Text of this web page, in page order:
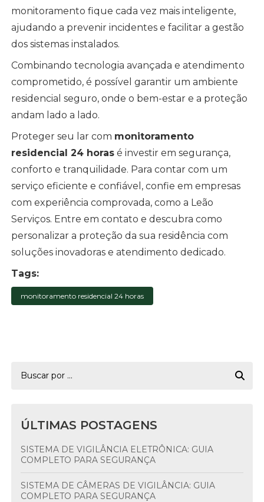
monitoramento fique cada vez mais inteligente,
ajudando a prevenir incidentes e facilitar a gestão
dos sistemas instalados.
Combinando tecnologia avançada e atendimento
comprometido, é possível garantir um ambiente
residencial seguro, onde o bem-estar e a proteção
andam lado a lado.
Proteger seu lar com monitoramento
residencial 24 horas é investir em segurança,
conforto e tranquilidade. Para contar com um
serviço eficiente e confiável, confie em empresas
com experiência comprovada, como a Leão
Serviços. Entre em contato e descubra como
personalizar a proteção da sua residência com
soluções inovadoras e atendimento dedicado.
Tags:
monitoramento residencial 24 horas
ÚLTIMAS POSTAGENS
SISTEMA DE VIGILÂNCIA ELETRÔNICA: GUIA
COMPLETO PARA SEGURANÇA
SISTEMA DE CÂMERAS DE VIGILÂNCIA: GUIA
COMPLETO PARA SEGURANÇA